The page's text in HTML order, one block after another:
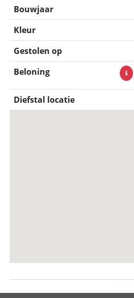
Bouwjaar
Kleur
Gestolen op
Beloning
Diefstal locatie